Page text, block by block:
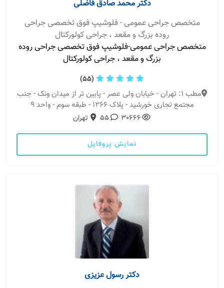
دکتر محمد صادق فاضلی
متخصص جراحی عمومی - فلوشیپ فوق تخصصی جراحی
روده بزرگ و مقعد ، جراحی کولورکتال
متخصص جراحی عمومی-فلوشیپ فوق تخصصی جراحی روده
بزرگ و مقعد ، جراحی کولورکتال
(55)
مطب 1: تهران - خیابان ولی عصر - پایین تر از میدان ونک - جنب
مجتمع تجاری خورشید - پلاک ۱۲۶۶ - طبقه سوم - واحد ۹
30666
55 تهران
نمایش پروفایل
دکتر رسول عزیزی